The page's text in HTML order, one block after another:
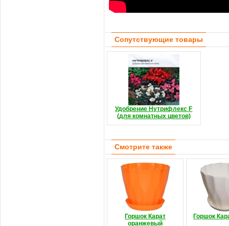
Сопутствующие товары
Удобрение Нутрифлекс F
(для комнатных цветов)
Смотрите также
Горшок Карат
оранжевый
Горшок